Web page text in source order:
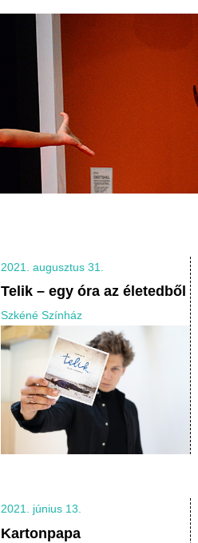
2021. augusztus 31.
Telik – egy óra az életedből
Szkéné Színház
2021. június 13.
Kartonpapa